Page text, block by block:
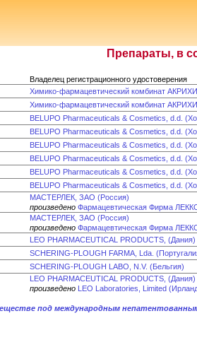
Препараты, в
Владелец регистрационного удостоверения
Химико-фармацевтический комбинат
Химико-фармацевтический комбинат
BELUPO Pharmaceuticals & Cosmetics, d.d.
BELUPO Pharmaceuticals & Cosmetics, d.d.
BELUPO Pharmaceuticals & Cosmetics, d.d.
BELUPO Pharmaceuticals & Cosmetics, d.d.
BELUPO Pharmaceuticals & Cosmetics, d.d.
BELUPO Pharmaceuticals & Cosmetics, d.d.
МАСТЕРЛЕК, ЗАО (Россия)
произведено Фармацевтическая Фирма
МАСТЕРЛЕК, ЗАО (Россия)
произведено Фармацевтическая Фирма
LEO PHARMACEUTICAL PRODUCTS, (Дания)
SCHERING-PLOUGH FARMA, Lda.
SCHERING-PLOUGH LABO, N.V. (Бельгия)
LEO PHARMACEUTICAL PRODUCTS, (Дания)
произведено LEO Laboratories, Limited
под международным